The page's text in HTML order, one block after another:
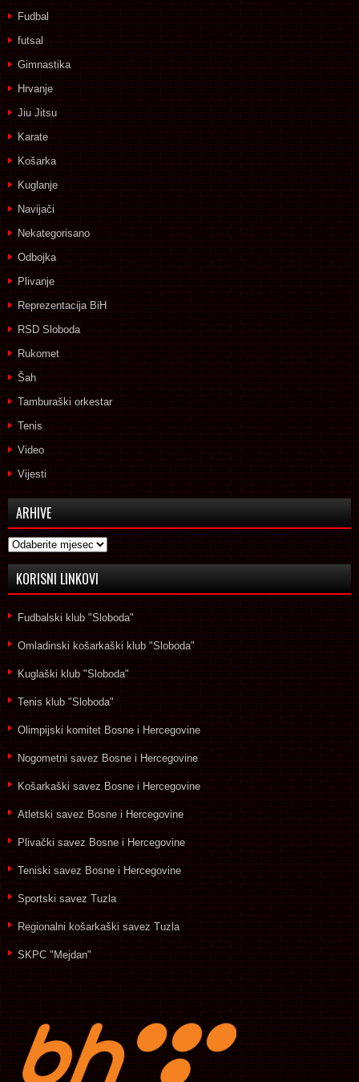
Fudbal
futsal
Gimnastika
Hrvanje
Jiu Jitsu
Karate
Košarka
Kuglanje
Navijači
Nekategorisano
Odbojka
Plivanje
Reprezentacija BiH
RSD Sloboda
Rukomet
Šah
Tamburaški orkestar
Tenis
Video
Vijesti
ARHIVE
Arhive
KORISNI LINKOVI
Fudbalski klub "Sloboda"
Omladinski košarkaški klub "Sloboda"
Kuglaški klub "Sloboda"
Tenis klub "Sloboda"
Olimpijski komitet Bosne i Hercegovine
Nogometni savez Bosne i Hercegovine
Košarkaški savez Bosne i Hercegovine
Atletski savez Bosne i Hercegovine
Plivački savez Bosne i Hercegovine
Teniski savez Bosne i Hercegovine
Sportski savez Tuzla
Regionalni košarkaški savez Tuzla
SKPC "Mejdan"